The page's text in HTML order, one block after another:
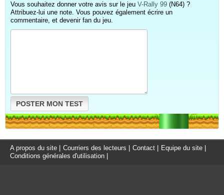
Vous souhaitez donner votre avis sur le jeu V-Rally 99 (N64) ?
Attribuez-lui une note. Vous pouvez également écrire un
commentaire, et devenir fan du jeu.
POSTER MON TEST
A propos du site Courriers des lecteurs Contact Equipe du site
Conditions générales d'utilisation